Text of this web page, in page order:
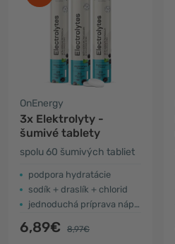
OnEnergy
3x Elektrolyty -
šumivé tablety
spolu 60 šumivých tabliet
podpora hydratácie
sodík + draslík + chlorid
jednoduchá príprava nápoja
6,89€ 8,97€